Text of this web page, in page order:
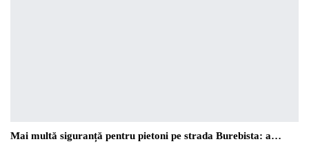
Mai multă siguranță pentru pietoni pe strada Burebista: a…